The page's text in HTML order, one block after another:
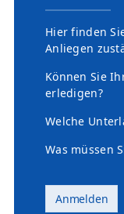
Hier finden
Anliegen
Können Sie
erledigen?
Welche
Was müssen
Anmelden